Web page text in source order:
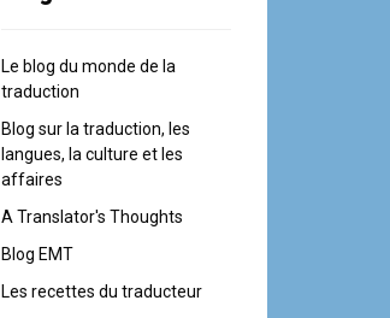
Le blog du monde de la
traduction
Blog sur la traduction, les
langues, la culture et les
affaires
A Translator's Thoughts
Blog EMT
Les recettes du traducteur